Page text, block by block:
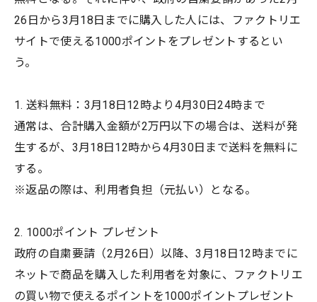
26日から3月18日までに購入した人には、ファクトリエ
サイトで使える1000ポイントをプレゼントするとい
う。
1. 送料無料：3月18日12時より4月30日24時まで
通常は、合計購入金額が2万円以下の場合は、送料が発
生するが、3月18日12時から4月30日まで送料を無料に
する。
※返品の際は、利用者負担（元払い）となる。
2. 1000ポイント プレゼント
政府の自粛要請（2月26日）以降、3月18日12時までに
ネットで商品を購入した利用者を対象に、ファクトリエ
の買い物で使えるポイントを1000ポイントプレゼント